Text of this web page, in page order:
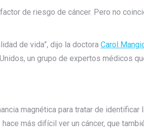
de riesgo de cáncer. Pero no
de vida”, dijo la doctora Carol
un grupo de expertos médicos
magnética para tratar de
más difícil ver un cáncer, que